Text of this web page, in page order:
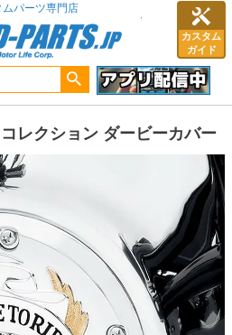
カスタム
ガイド
パーツ専門店
レクション ダービーカバー